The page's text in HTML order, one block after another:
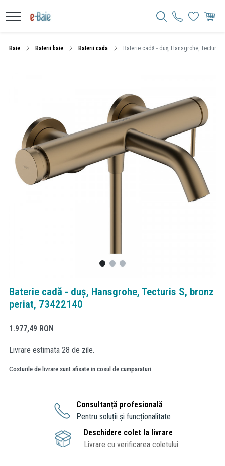
Baie Baterii baie Baterii cada Baterie cadă - duș, Hansgrohe, Tecturis
Baterie cadă - duș, Hansgrohe, Tecturis S, bronz
periat, 73422140
1.977,49 RON
Livrare estimata 28 de zile.
Costurile de livrare sunt afisate in cosul de cumparaturi
Consultanță profesională
Pentru soluții și funcționalitate
Deschidere colet la livrare
Livrare cu verificarea coletului